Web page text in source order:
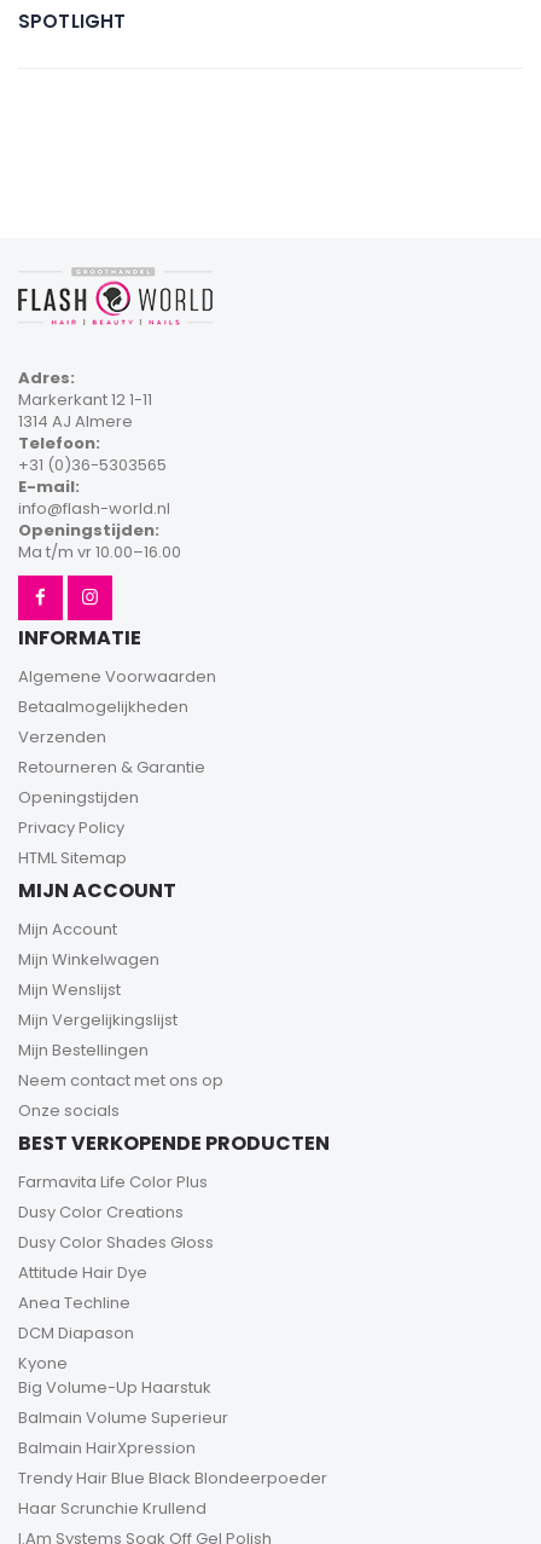
SPOTLIGHT
Adres:
Markerkant 12 1-11
1314 AJ Almere
Telefoon:
+31 (0)36-5303565
E-mail:
info@flash-world.nl
Openingstijden:
Ma t/m vr 10.00–16.00
INFORMATIE
Algemene Voorwaarden
Betaalmogelijkheden
Verzenden
Retourneren & Garantie
Openingstijden
Privacy Policy
HTML Sitemap
MIJN ACCOUNT
Mijn Account
Mijn Winkelwagen
Mijn Wenslijst
Mijn Vergelijkingslijst
Mijn Bestellingen
Neem contact met ons op
Onze socials
BEST VERKOPENDE PRODUCTEN
Farmavita Life Color Plus
Dusy Color Creations
Dusy Color Shades Gloss
Attitude Hair Dye
Anea Techline
DCM Diapason
Kyone
Big Volume-Up Haarstuk
Balmain Volume Superieur
Balmain HairXpression
Trendy Hair Blue Black Blondeerpoeder
Haar Scrunchie Krullend
I.Am Systems Soak Off Gel Polish